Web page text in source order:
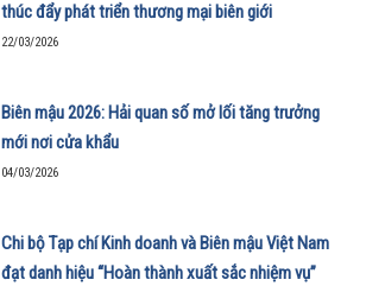
thúc đẩy phát triển thương mại biên giới
22/03/2026
Biên mậu 2026: Hải quan số mở lối tăng trưởng
mới nơi cửa khẩu
04/03/2026
Chi bộ Tạp chí Kinh doanh và Biên mậu Việt Nam
đạt danh hiệu “Hoàn thành xuất sắc nhiệm vụ”